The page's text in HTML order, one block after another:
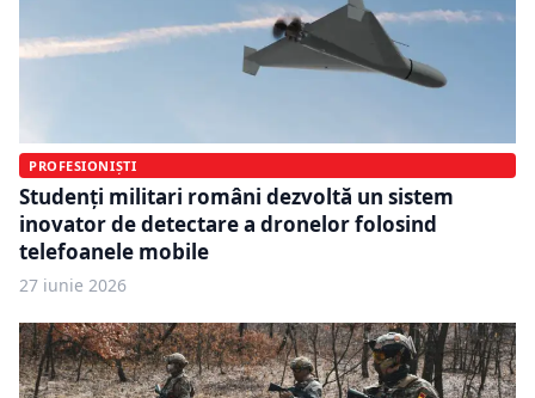
PROFESIONIȘTI
Studenți militari români dezvoltă un sistem
inovator de detectare a dronelor folosind
telefoanele mobile
27 iunie 2026